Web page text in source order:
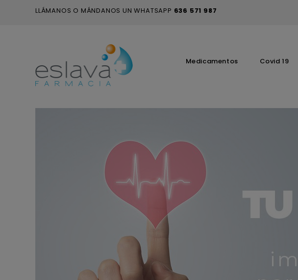
LLÁMANOS O MÁNDANOS UN WHATSAPP 636 571 987
Medicamentos Covid 19